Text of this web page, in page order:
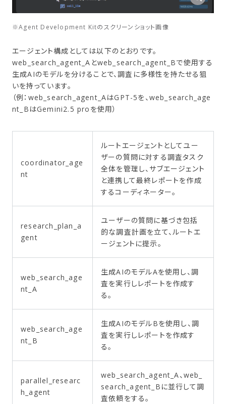
※Agent Development Kitのスクリーンショット画像
エージェント構成としては以下のとおりです。
web_search_agent_Aとweb_search_agent_Bで使用する
生成AIのモデルを分けることで、調査に多様性を持たせる狙
いを持っています。
（例：web_search_agent_AはGPT-5を、web_search_age
nt_BはGemini2.5 proを使用）
coordinator_age
nt
ルートエージェントとしてユー
ザーの質問に対する調査タスク
全体を管理し、サブエージェント
と連携して最終レポートを作成
するコーディネーター。
research_plan_a
gent
ユーザーの質問に基づき包括
的な調査計画を立て、ルートエ
ージェントに提示。
web_search_age
nt_A
生成AIのモデルAを使用し、調
査を実行しレポートを作成す
る。
web_search_age
nt_B
生成AIのモデルBを使用し、調
査を実行しレポートを作成す
る。
parallel_researc
h_agent
web_search_agent_A、web_
search_agent_Bに並行して調
査依頼をする。